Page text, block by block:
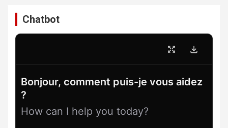
Chatbot
Bonjour, comment puis-je vous aidez
?
How can I help you today?